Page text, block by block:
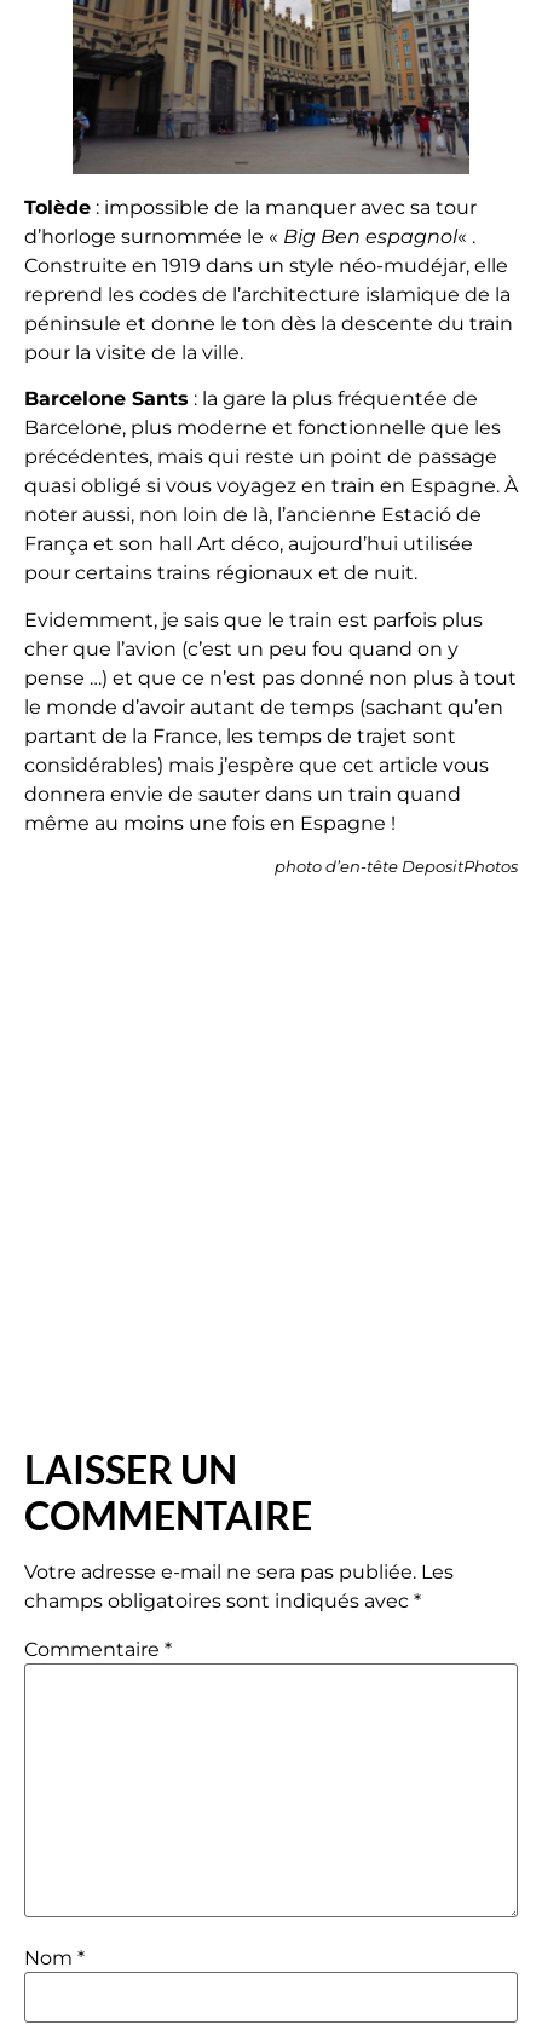
Tolède : impossible de la manquer avec sa tour
d’horloge surnommée le « Big Ben espagnol« .
Construite en 1919 dans un style néo-mudéjar, elle
reprend les codes de l’architecture islamique de la
péninsule et donne le ton dès la descente du train
pour la visite de la ville.
Barcelone Sants : la gare la plus fréquentée de
Barcelone, plus moderne et fonctionnelle que les
précédentes, mais qui reste un point de passage
quasi obligé si vous voyagez en train en Espagne. À
noter aussi, non loin de là, l’ancienne Estació de
França et son hall Art déco, aujourd’hui utilisée
pour certains trains régionaux et de nuit.
Evidemment, je sais que le train est parfois plus
cher que l’avion (c’est un peu fou quand on y
pense …) et que ce n’est pas donné non plus à tout
le monde d’avoir autant de temps (sachant qu’en
partant de la France, les temps de trajet sont
considérables) mais j’espère que cet article vous
donnera envie de sauter dans un train quand
même au moins une fois en Espagne !
photo d’en-tête DepositPhotos
LAISSER UN
COMMENTAIRE
Votre adresse e-mail ne sera pas publiée. Les
champs obligatoires sont indiqués avec *
Commentaire *
Nom *